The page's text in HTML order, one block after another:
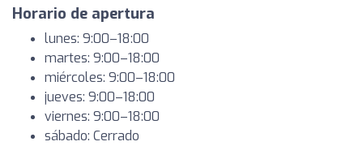
Horario de apertura
lunes: 9:00–18:00
martes: 9:00–18:00
miércoles: 9:00–18:00
jueves: 9:00–18:00
viernes: 9:00–18:00
sábado: Cerrado